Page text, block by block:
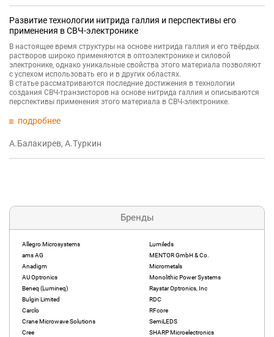
Бренды
Allegro Microsystems
ams AG
Anadigm
AU Optronics
Beneq (Lumineq)
Bulgin Limited
Carclo
Crane Microwave Solutions
Cree
Lumileds
MENTOR GmbH & Co.
Micrometals
Monolithic Power Systems
Raystar Optronics, Inc
RDC
RFcore
SemiLEDS
SHARP Microelectronics
Развитие технологии нитрида галлия и перспективы его
применения в СВЧ-электронике
В настоящее время структуры на основе нитрида галлия и его твёрдых
растворов широко применяются в оптоэлектронике и силовой
электронике, однако уникальные свойства этого материала позволяют
с успехом использовать его и в других областях.
В статье рассматриваются последние достижения в технологии
создания СВЧ-транзисторов на основе нитрида галлия и описываются
перспективы применения этого материала в СВЧ-электронике.
подробнее
А.Балакирев, А.Туркин